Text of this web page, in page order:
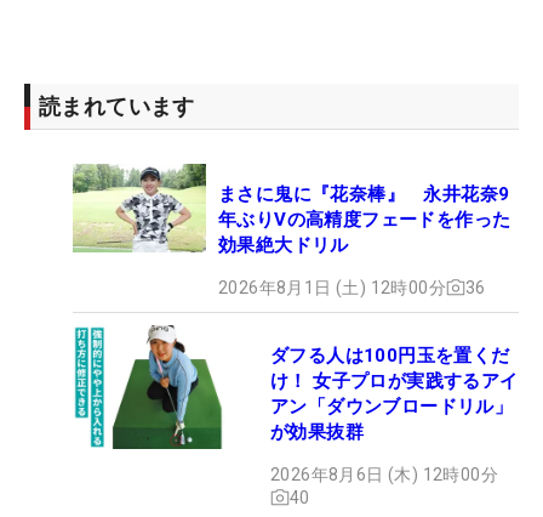
読まれています
まさに鬼に『花奈棒』 永井花奈9
年ぶりVの高精度フェードを作った
効果絶大ドリル
2026年8月1日 (土) 12時00分 36
ダフる人は100円玉を置くだ
け！ 女子プロが実践するアイ
アン「ダウンブロードリル」
が効果抜群
2026年8月6日 (木) 12時00分
40